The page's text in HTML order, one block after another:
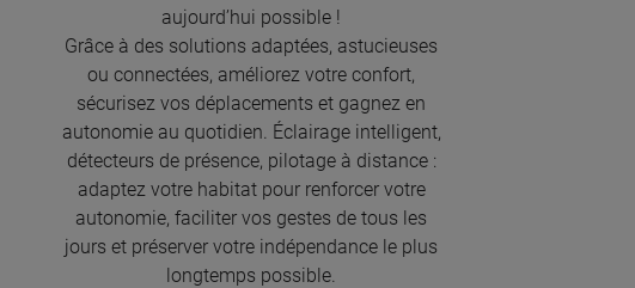
aujourd’hui possible !
Grâce à des solutions adaptées, astucieuses
ou connectées, améliorez votre confort,
sécurisez vos déplacements et gagnez en
autonomie au quotidien. Éclairage intelligent,
détecteurs de présence, pilotage à distance :
adaptez votre habitat pour renforcer votre
autonomie, faciliter vos gestes de tous les
jours et préserver votre indépendance le plus
longtemps possible.